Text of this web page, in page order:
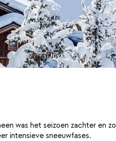
was het seizoen zachter en
intensieve sneeuwfases.